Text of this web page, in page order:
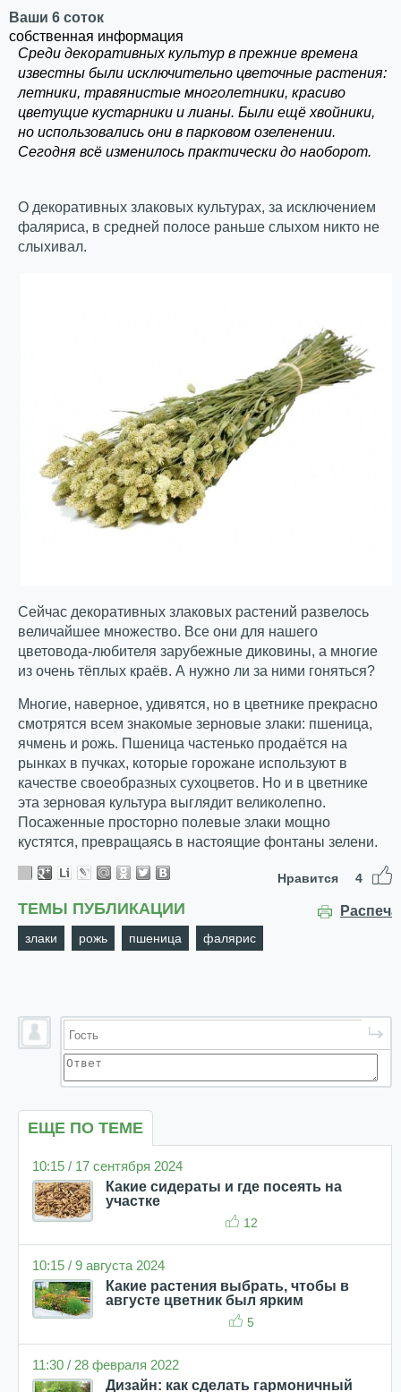
Ваши 6 соток
собственная информация
Среди декоративных культур в прежние времена
известны были исключительно цветочные растения:
летники, травянистые многолетники, красиво
цветущие кустарники и лианы. Были ещё хвойники,
но использовались они в парковом озеленении.
Сегодня всё изменилось практически до наоборот.
О декоративных злаковых культурах, за исключением
фаляриса, в средней полосе раньше слыхом никто не
слыхивал.
Сейчас декоративных злаковых растений развелось
величайшее множество. Все они для нашего
цветовода-любителя зарубежные диковины, а многие
из очень тёплых краёв. А нужно ли за ними гоняться?
Многие, наверное, удивятся, но в цветнике прекрасно
смотрятся всем знакомые зерновые злаки: пшеница,
ячмень и рожь. Пшеница частенько продаётся на
рынках в пучках, которые горожане используют в
качестве своеобразных сухоцветов. Но и в цветнике
эта зерновая культура выглядит великолепно.
Посаженные просторно полевые злаки мощно
кустятся, превращаясь в настоящие фонтаны зелени.
Нравится 4
ТЕМЫ ПУБЛИКАЦИИ
злаки рожь пшеница фалярис
ЕЩЕ ПО ТЕМЕ
10:15 / 17 сентября 2024
Какие сидераты и где посеять на
участке
12
10:15 / 9 августа 2024
Какие растения выбрать, чтобы в
августе цветник был ярким
5
11:30 / 28 февраля 2022
Дизайн: как сделать гармоничный